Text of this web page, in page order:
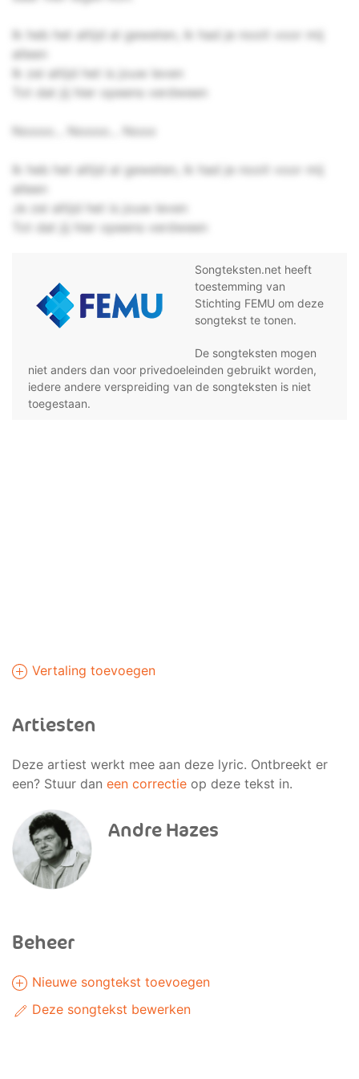
Ik heb het altijd al geweten, ik had je nooit voor mij
alleen
Ik zei altijd het is jouw leven
Tot dat jij hier opeens verdween
Noooo... Noooo... Nooo
Ik heb het altijd al geweten, ik had je nooit voor mij
alleen
Je zei altijd het is jouw leven
Tot dat jij hier opeens verdween
Songteksten.net heeft
toestemming van
Stichting FEMU om deze
songtekst te tonen.
De songteksten mogen
niet anders dan voor privedoeleinden gebruikt worden,
iedere andere verspreiding van de songteksten is niet
toegestaan.
Vertaling toevoegen
Artiesten
Deze artiest werkt mee aan deze lyric. Ontbreekt er
een? Stuur dan een correctie op deze tekst in.
Andre Hazes
Beheer
Nieuwe songtekst toevoegen
Deze songtekst bewerken